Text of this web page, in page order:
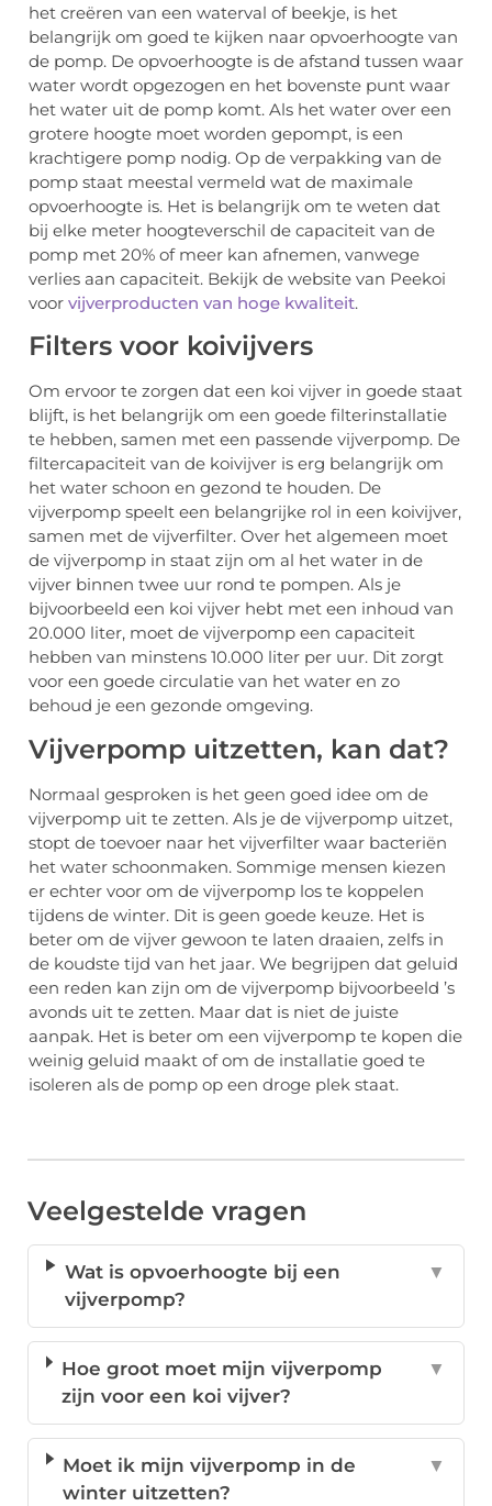
het creëren van een waterval of beekje, is het
belangrijk om goed te kijken naar opvoerhoogte van
de pomp. De opvoerhoogte is de afstand tussen waar
water wordt opgezogen en het bovenste punt waar
het water uit de pomp komt. Als het water over een
grotere hoogte moet worden gepompt, is een
krachtigere pomp nodig. Op de verpakking van de
pomp staat meestal vermeld wat de maximale
opvoerhoogte is. Het is belangrijk om te weten dat
bij elke meter hoogteverschil de capaciteit van de
pomp met 20% of meer kan afnemen, vanwege
verlies aan capaciteit. Bekijk de website van Peekoi
voor vijverproducten van hoge kwaliteit.
Filters voor koivijvers
Om ervoor te zorgen dat een koi vijver in goede staat
blijft, is het belangrijk om een goede filterinstallatie
te hebben, samen met een passende vijverpomp. De
filtercapaciteit van de koivijver is erg belangrijk om
het water schoon en gezond te houden. De
vijverpomp speelt een belangrijke rol in een koivijver,
samen met de vijverfilter. Over het algemeen moet
de vijverpomp in staat zijn om al het water in de
vijver binnen twee uur rond te pompen. Als je
bijvoorbeeld een koi vijver hebt met een inhoud van
20.000 liter, moet de vijverpomp een capaciteit
hebben van minstens 10.000 liter per uur. Dit zorgt
voor een goede circulatie van het water en zo
behoud je een gezonde omgeving.
Vijverpomp uitzetten, kan dat?
Normaal gesproken is het geen goed idee om de
vijverpomp uit te zetten. Als je de vijverpomp uitzet,
stopt de toevoer naar het vijverfilter waar bacteriën
het water schoonmaken. Sommige mensen kiezen
er echter voor om de vijverpomp los te koppelen
tijdens de winter. Dit is geen goede keuze. Het is
beter om de vijver gewoon te laten draaien, zelfs in
de koudste tijd van het jaar. We begrijpen dat geluid
een reden kan zijn om de vijverpomp bijvoorbeeld ’s
avonds uit te zetten. Maar dat is niet de juiste
aanpak. Het is beter om een vijverpomp te kopen die
weinig geluid maakt of om de installatie goed te
isoleren als de pomp op een droge plek staat.
Veelgestelde vragen
Wat is opvoerhoogte bij een
vijverpomp?
▼
Hoe groot moet mijn vijverpomp
zijn voor een koi vijver?
▼
Moet ik mijn vijverpomp in de
winter uitzetten?
▼